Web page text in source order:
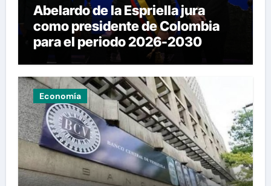
Abelardo de la Espriella jura
como presidente de Colombia
para el periodo 2026-2030
Economía